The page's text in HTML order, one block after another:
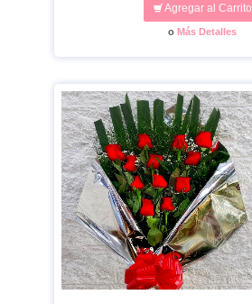
Agregar al Carrito
o Más Detalles